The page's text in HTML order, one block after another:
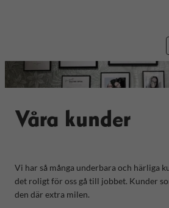
Våra kunder
Vi har så många underbara och härliga
det roligt för oss gå till jobbet. Kunder
den där extra milen.